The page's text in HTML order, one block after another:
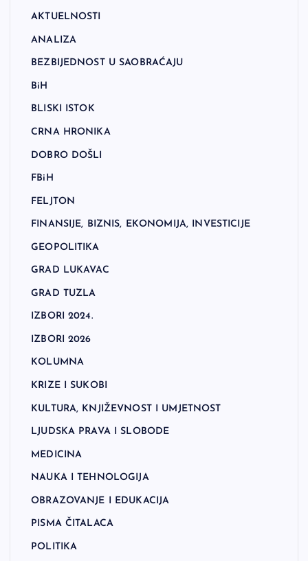
AKTUELNOSTI
ANALIZA
BEZBIJEDNOST U SAOBRAĆAJU
BiH
BLISKI ISTOK
CRNA HRONIKA
DOBRO DOŠLI
FBiH
FELJTON
FINANSIJE, BIZNIS, EKONOMIJA, INVESTICIJE
GEOPOLITIKA
GRAD LUKAVAC
GRAD TUZLA
IZBORI 2024.
IZBORI 2026
KOLUMNA
KRIZE I SUKOBI
KULTURA, KNJIŽEVNOST I UMJETNOST
LJUDSKA PRAVA I SLOBODE
MEDICINA
NAUKA I TEHNOLOGIJA
OBRAZOVANJE I EDUKACIJA
PISMA ČITALACA
POLITIKA